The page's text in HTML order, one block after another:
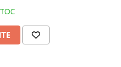
pe lacuri, iazuri și ape
unde se urmărește un